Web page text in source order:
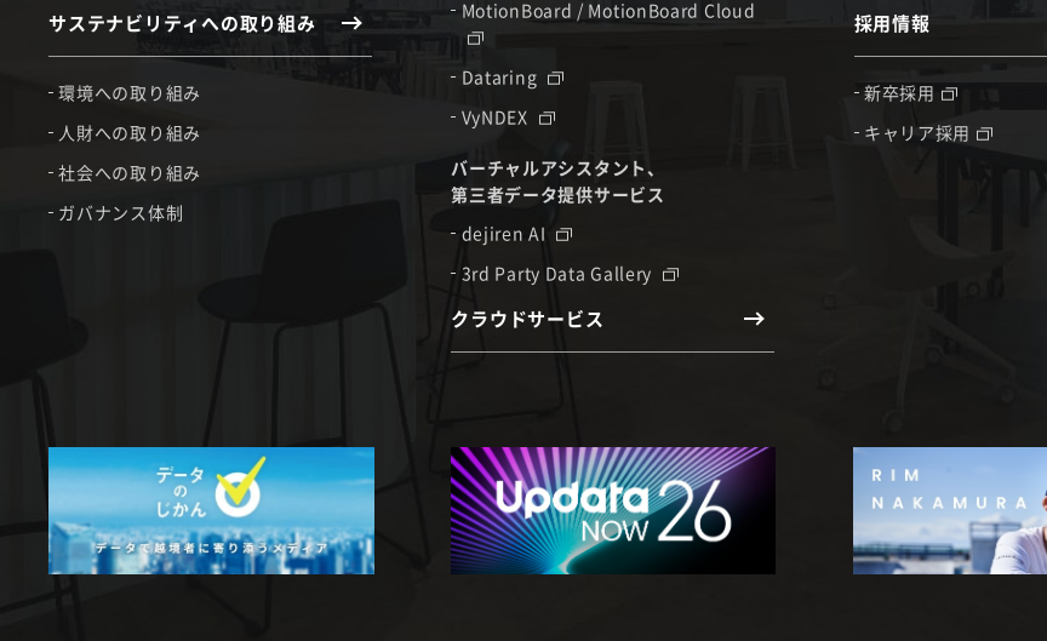
サステナビリティへの取り組み
環境への取り組み
人財への取り組み
社会への取り組み
ガバナンス体制
MotionBoard / MotionBoard Cloud
Dataring
VyNDEX
バーチャルアシスタント、
第三者データ提供サービス
dejiren AI
3rd Party Data Gallery
クラウドサービス
採用情報
新卒採用
キャリア採用